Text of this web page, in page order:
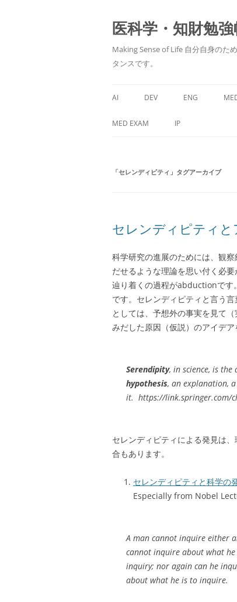
医科学・知財勉
Making Sense of Life 自分自身のた
タンスです。
AI DEV ENG
MED EXAM IP
「セレンディピティ 」タグアーカイブ
セレンディピティ
科学研究の進展のためには、観
だせるような理論を思い付く必
辿り着くの過程がabductionです
です。セレンディピティと言う
としては、予想外の事実を見て
みだした原因（仮説）のアイデア
Serendipity, in science, is
hypothesis, an explanation,
it. https://link.springer.com/
セレンディピティによる発見は
合もあります。
セレンディピティと科学の
Especially from Nobel
A man cannot inquire either
cannot inquire about what he
inquiry; nor again can he
about what he is to inquire.